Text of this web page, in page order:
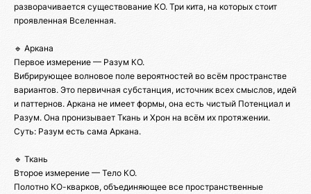
разворачивается существование КО. Три кита, на которых стоит
проявленная Вселенная.
🔹 Аркана
Первое измерение — Разум КО.
Вибрирующее волновое поле вероятностей во всём пространстве
вариантов. Это первичная субстанция, источник всех смыслов, идей
и паттернов. Аркана не имеет формы, она есть чистый Потенциал и
Разум. Она пронизывает Ткань и Хрон на всём их протяжении.
Суть: Разум есть сама Аркана.
🔹 Ткань
Второе измерение — Тело КО.
Полотно КО-кварков, объединяющее все пространственные